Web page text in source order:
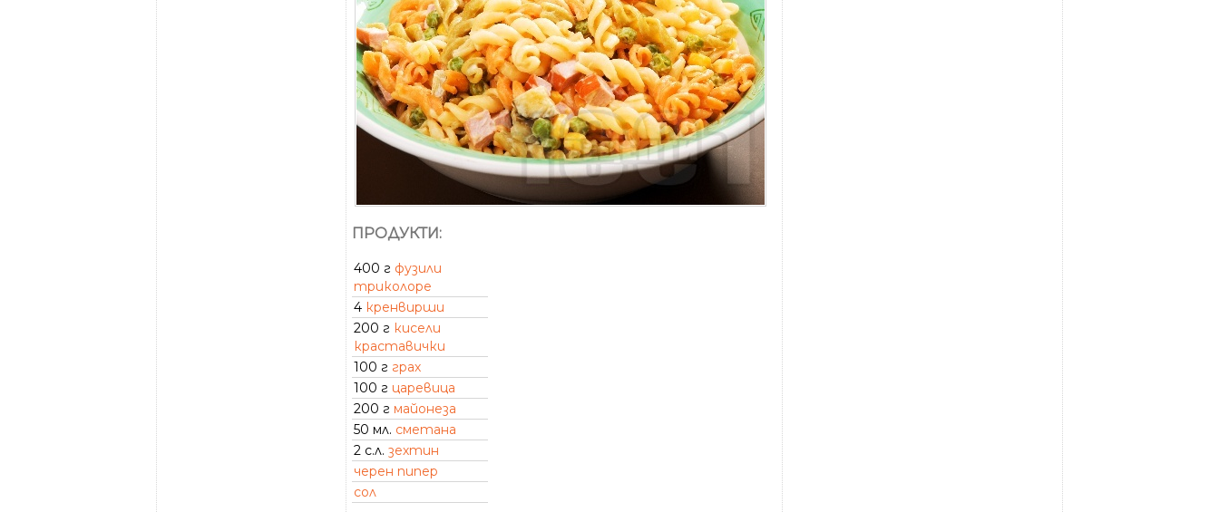
ПРОДУКТИ:
400 г фузили
триколоре
4 кренвирши
200 г кисели
краставички
100 г грах
100 г царевица
200 г майонеза
50 мл. сметана
2 с.л. зехтин
черен пипер
сол